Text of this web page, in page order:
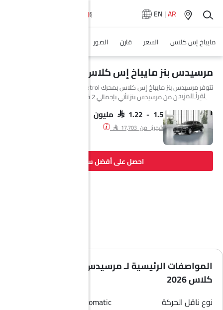
EN|AR
مايباخ إس كلاس السعر قارن الصور
مرسيدس بنز مايباخ إس كلاس مواصفات
الجديدة سيدان من مرسيدس بنز تأتي بإجمالي 2 فئة. إذا تحدثنا عن مواصفات
1921 MM وقاعدة عجلاتها 3396 MM.
اقرأ المزيد
SAR 1.22 - 1.5 مليون
شهريًا من SAR 17,703
احصل على أفضل سعر
المواصفات الرئيسية لـ مرسيدس بنز مايباخ إس
كلاس 2026
نوع ناقل الحركة
Automatic